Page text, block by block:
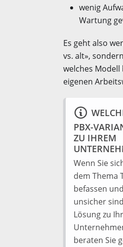
wenig
Wartung
Es geht also
vs. alt»,
welches Modell
eigenen
PBX-
ZU IHREM
Wenn Sie
dem Thema
befassen
unsicher
Lösung zu
beraten Sie